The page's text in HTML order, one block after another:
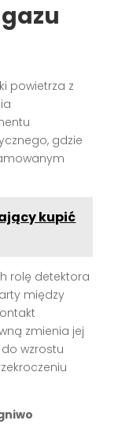
powietrza z
gdzie
kupić
rolę detektora
między
zmienia jej
wzrostu